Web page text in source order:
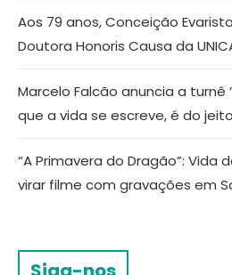
Aos 79 anos, Conceição
Doutora Honoris Causa da
Marcelo Falcão anuncia a turnê
que a vida se escreve, é do
“A Primavera do Dragão”: Vida
virar filme com gravações em